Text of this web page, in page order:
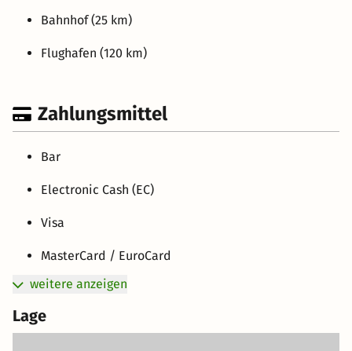
Bahnhof (25 km)
Flughafen (120 km)
Zahlungsmittel
Bar
Electronic Cash (EC)
Visa
MasterCard / EuroCard
weitere anzeigen
Lage